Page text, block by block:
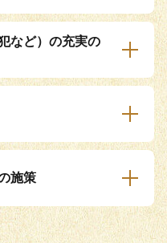
など）の充実の
施策